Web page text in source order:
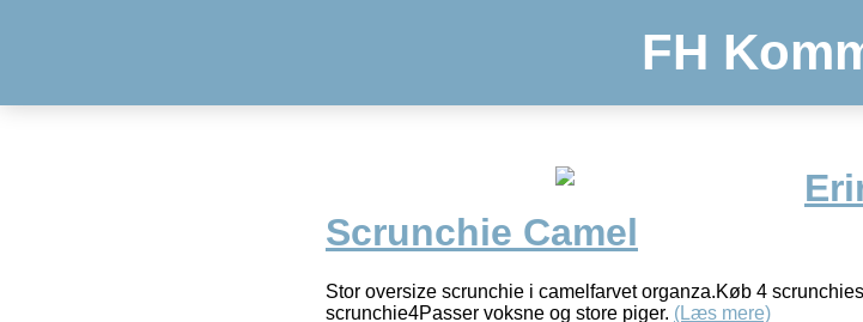
FH
Scrunchie Camel
Stor oversize scrunchie i camelfarvet organza.Køb 4
scrunchie4Passer voksne og store piger. (Læs mere)